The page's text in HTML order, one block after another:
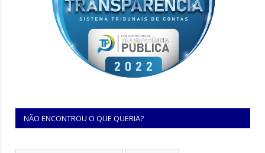
NÃO ENCONTROU O QUE QUERIA?